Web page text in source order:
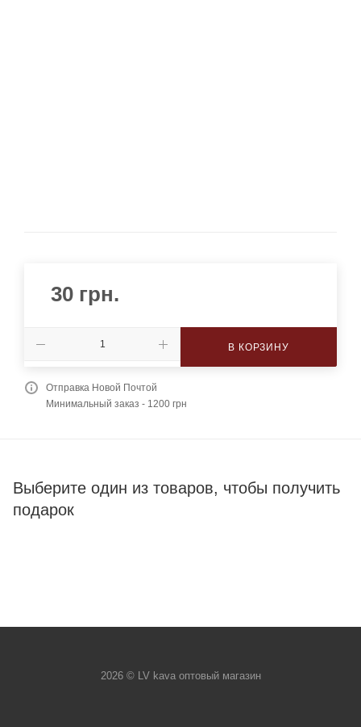
30 грн.
В КОРЗИНУ
Отправка Новой Почтой
Минимальный заказ - 1200 грн
Выберите один из товаров, чтобы получить
подарок
2026 © LV kava оптовый магазин